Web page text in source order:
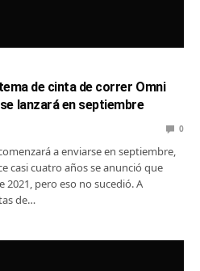
de cinta de correr Omni
lanzará en septiembre
0
a enviarse en septiembre,
casi cuatro años se anunció que
2021, pero eso no sucedió. A
de…